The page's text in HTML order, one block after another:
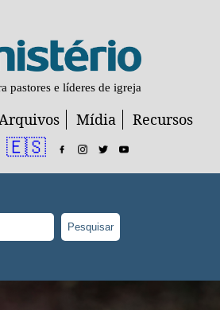
pastores e líderes de igreja
Mídia Recursos
🇪🇸
Pesquisar